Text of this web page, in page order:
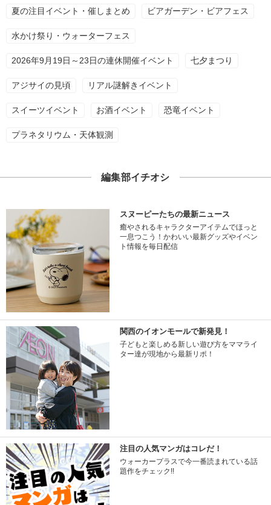
夏の注目イベント・催しまとめ ビアガーデン・ビアフェス
水かけ祭り・ウォーターフェス
2026年9月19日～23日の連休開催イベント 七夕まつり
アジサイの見頃 リアル謎解きイベント
スイーツイベント お酒イベント 恐竜イベント
プラネタリウム・天体観測
編集部イチオシ
スヌーピーたちの最新ニュース
癒やされるキャラクターアイテムでほっと
一息つこう！かわいい最新グッズやイベン
ト情報を毎日配信
関西のイオンモールで新発見！
子どもと楽しめる新しい遊び方をママライ
ター達が現地から最新リポ！
注目の人気マンガはコレだ！
ウォーカープラスで今一番読まれている話
題作をチェック!!